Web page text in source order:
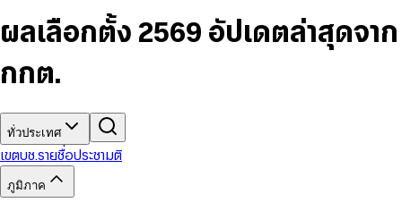
7
8
5
6
8
9
6
7
9
5
6
8
9
9
ผลเลือกตั้ง 2569 อัปเดตล่าสุดจาก
กกต.
ทั่วประเทศ
เขตบช.รายชื่อประชามติ
ภูมิภาค